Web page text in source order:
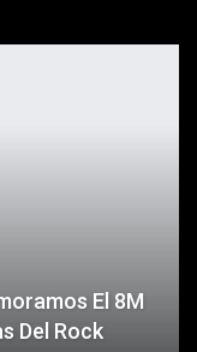
El 8M
Del Rock